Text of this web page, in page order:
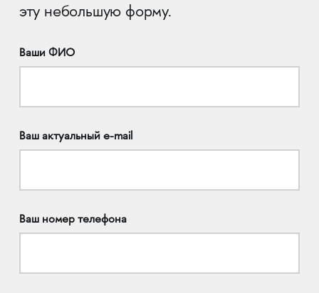
эту небольшую форму.
Ваши ФИО
Ваш актуальный e-mail
Ваш номер телефона